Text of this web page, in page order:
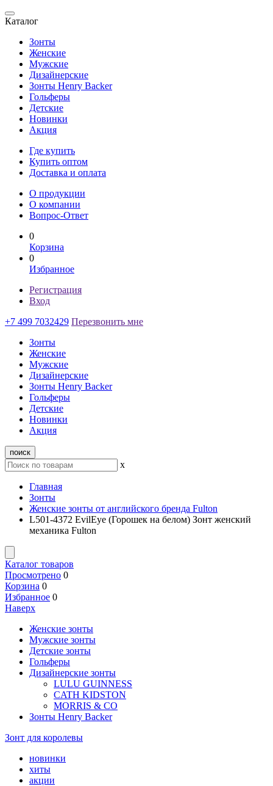
Каталог
Зонты
Женские
Мужские
Дизайнерские
Зонты Henry Backer
Гольферы
Детские
Новинки
Акция
Где купить
Купить оптом
Доставка и оплата
О продукции
О компании
Вопрос-Ответ
0
Корзина
0
Избранное
Регистрация
Вход
+7 499 7032429 Перезвонить мне
Зонты
Женские
Мужские
Дизайнерские
Зонты Henry Backer
Гольферы
Детские
Новинки
Акция
поиск
x
Главная
Зонты
Женские зонты от английского бренда Fulton
L501-4372 EvilEye (Горошек на белом) Зонт женский
механика Fulton
Каталог товаров
Просмотрено 0
Корзина 0
Избранное 0
Наверх
Женские зонты
Мужские зонты
Детские зонты
Гольферы
Дизайнерские зонты
LULU GUINNESS
CATH KIDSTON
MORRIS & CO
Зонты Henry Backer
Зонт для королевы
новинки
хиты
акции